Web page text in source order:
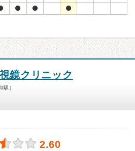
鏡クリニック
駅）
2.60